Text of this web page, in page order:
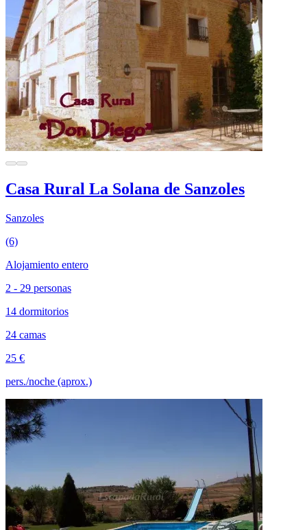
Casa Rural La Solana de Sanzoles
Sanzoles
(6)
Alojamiento entero
2 - 29 personas
14 dormitorios
24 camas
25 €
pers./noche (aprox.)